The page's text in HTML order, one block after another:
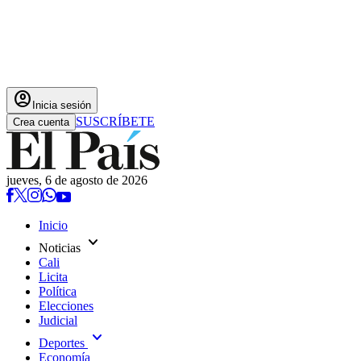
account_circle Inicia sesión
Crea cuenta SUSCRÍBETE
jueves, 6 de agosto de 2026
Inicio
Noticias expand_more
Cali
Licita
Política
Elecciones
Judicial
Deportes expand_more
Economía